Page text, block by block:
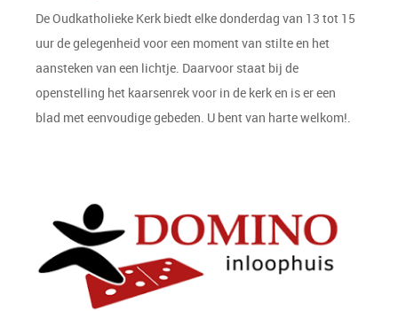
De Oudkatholieke Kerk biedt elke donderdag van 13 tot 15
uur de gelegenheid voor een moment van stilte en het
aansteken van een lichtje. Daarvoor staat bij de
openstelling het kaarsenrek voor in de kerk en is er een
blad met eenvoudige gebeden. U bent van harte welkom!.